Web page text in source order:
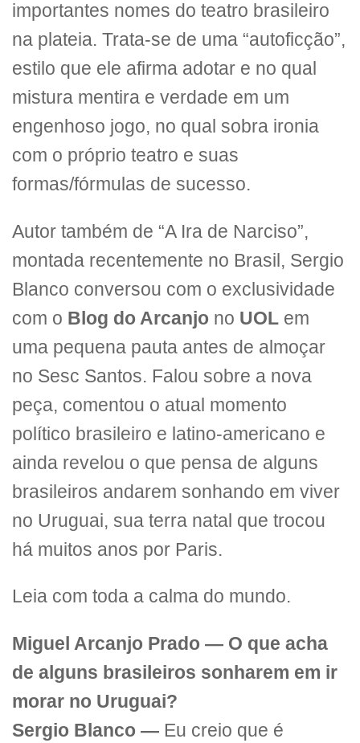
importantes nomes do teatro brasileiro
na plateia. Trata-se de uma “autoficção”,
estilo que ele afirma adotar e no qual
mistura mentira e verdade em um
engenhoso jogo, no qual sobra ironia
com o próprio teatro e suas
formas/fórmulas de sucesso.
Autor também de “A Ira de Narciso”,
montada recentemente no Brasil, Sergio
Blanco conversou com o exclusividade
com o Blog do Arcanjo no UOL em
uma pequena pauta antes de almoçar
no Sesc Santos. Falou sobre a nova
peça, comentou o atual momento
político brasileiro e latino-americano e
ainda revelou o que pensa de alguns
brasileiros andarem sonhando em viver
no Uruguai, sua terra natal que trocou
há muitos anos por Paris.
Leia com toda a calma do mundo.
Miguel Arcanjo Prado — O que acha
de alguns brasileiros sonharem em ir
morar no Uruguai?
Sergio Blanco — Eu creio que é